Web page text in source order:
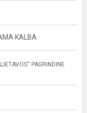
KALBA
PAGRINDINE